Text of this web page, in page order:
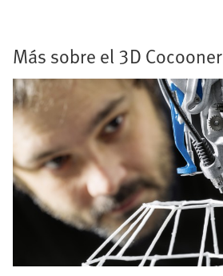
Más sobre el 3D Cocooner